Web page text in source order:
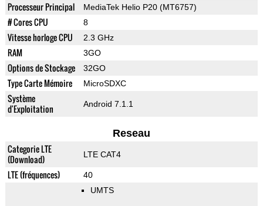
Processeur Principal MediaTek Helio P20 (MT6757)
# Cores CPU 8
Vitesse horloge CPU 2.3 GHz
RAM 3GO
Options de Stockage 32GO
Type Carte Mémoire MicroSDXC
Système
d'Exploitation
Android 7.1.1
Reseau
Categorie LTE
(Download)
LTE CAT4
LTE (fréquences)
40
UMTS